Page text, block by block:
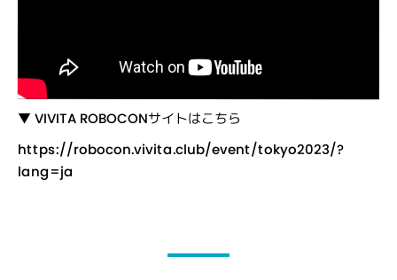
▼VIVITA ROBOCONサイトはこちら
https://robocon.vivita.club/event/tokyo2023/?
lang=ja